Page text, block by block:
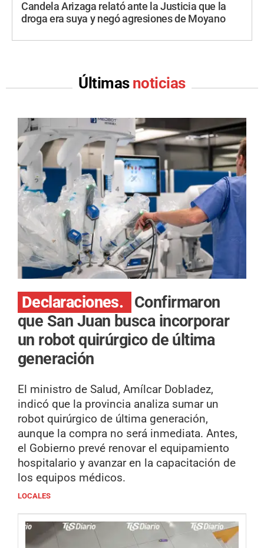
Candela Arizaga relató ante la Justicia que la
droga era suya y negó agresiones de Moyano
Últimas noticias
Declaraciones.
Confirmaron
que San Juan busca incorporar
un robot quirúrgico de última
generación
El ministro de Salud, Amílcar Dobladez,
indicó que la provincia analiza sumar un
robot quirúrgico de última generación,
aunque la compra no será inmediata. Antes,
el Gobierno prevé renovar el equipamiento
hospitalario y avanzar en la capacitación de
los equipos médicos.
LOCALES